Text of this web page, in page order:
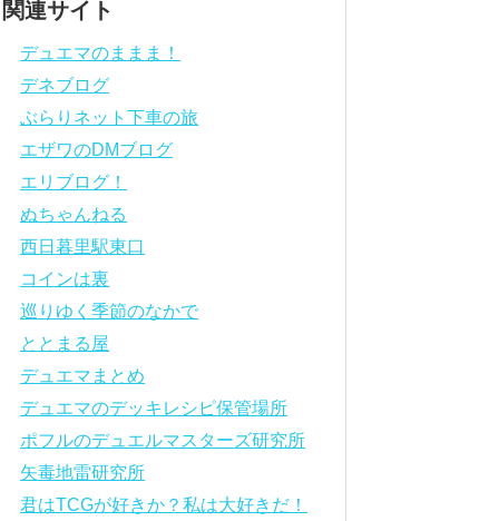
関連サイト
デュエマのままま！
デネブログ
ぶらりネット下車の旅
エザワのDMブログ
エリブログ！
ぬちゃんねる
西日暮里駅東口
コインは裏
巡りゆく季節のなかで
ととまる屋
デュエマまとめ
デュエマのデッキレシピ保管場所
ポフルのデュエルマスターズ研究所
矢毒地雷研究所
君はTCGが好きか？私は大好きだ！